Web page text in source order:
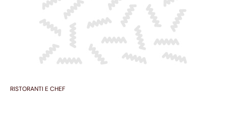
RISTORANTI E CHEF